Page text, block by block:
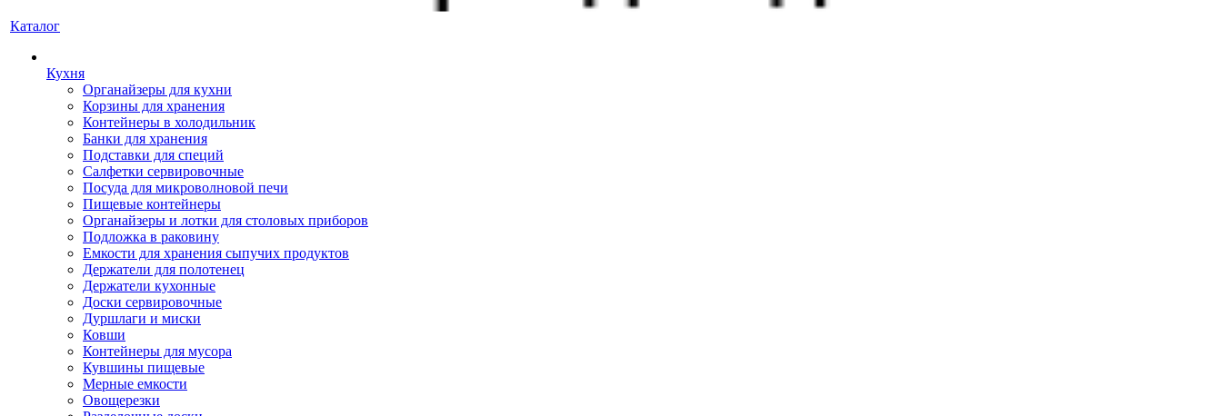
Каталог
Кухня
Органайзеры для кухни
Корзины для хранения
Контейнеры в холодильник
Банки для хранения
Подставки для специй
Салфетки сервировочные
Посуда для микроволновой печи
Пищевые контейнеры
Органайзеры и лотки для столовых приборов
Подложка в раковину
Емкости для хранения сыпучих продуктов
Держатели для полотенец
Держатели кухонные
Доски сервировочные
Дуршлаги и миски
Ковши
Контейнеры для мусора
Кувшины пищевые
Мерные емкости
Овощерезки